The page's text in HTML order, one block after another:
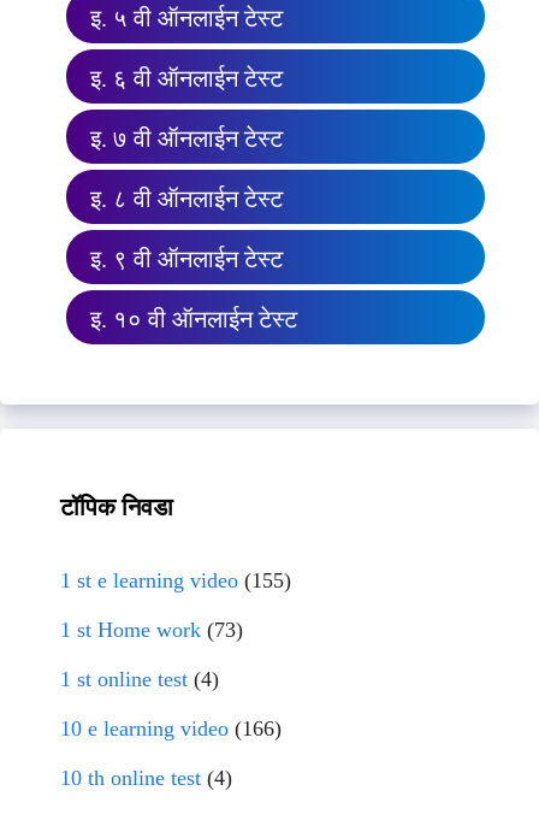
इ. ५ वी ऑनलाईन टेस्ट
इ. ६ वी ऑनलाईन टेस्ट
इ. ७ वी ऑनलाईन टेस्ट
इ. ८ वी ऑनलाईन टेस्ट
इ. ९ वी ऑनलाईन टेस्ट
इ. १० वी ऑनलाईन टेस्ट
टॉपिक निवडा
1 st e learning video (155)
1 st Home work (73)
1 st online test (4)
10 e learning video (166)
10 th online test (4)